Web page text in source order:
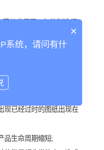
客户信息，公司内部登记
的每一台电脑上都有产品
现已经过时的图纸出现在
品生命周期缩短;
×
系统，请问有什